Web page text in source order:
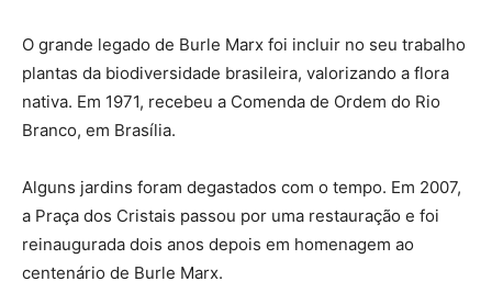
O grande legado de Burle Marx foi incluir no seu trabalho
plantas da biodiversidade brasileira, valorizando a flora
nativa. Em 1971, recebeu a Comenda de Ordem do Rio
Branco, em Brasília.
Alguns jardins foram degastados com o tempo. Em 2007,
a Praça dos Cristais passou por uma restauração e foi
reinaugurada dois anos depois em homenagem ao
centenário de Burle Marx.